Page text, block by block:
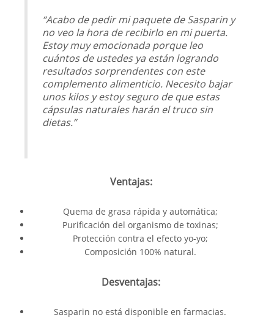
“Acabo de pedir mi paquete de Sasparin y
no veo la hora de recibirlo en mi puerta.
Estoy muy emocionada porque leo
cuántos de ustedes ya están logrando
resultados sorprendentes con este
complemento alimenticio. Necesito bajar
unos kilos y estoy seguro de que estas
cápsulas naturales harán el truco sin
dietas.”
Ventajas:
Quema de grasa rápida y automática;
Purificación del organismo de toxinas;
Protección contra el efecto yo-yo;
Composición 100% natural.
Desventajas:
Sasparin no está disponible en farmacias.